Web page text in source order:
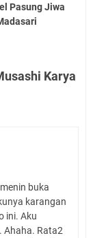
Pasung Jiwa
Karya
buka
karangan
ini. Aku
Ahaha. Rata2